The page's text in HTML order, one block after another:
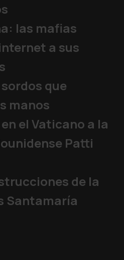
las mafias
a sus
que
manos
el Vaticano a la
Patti
de la
Santamaría